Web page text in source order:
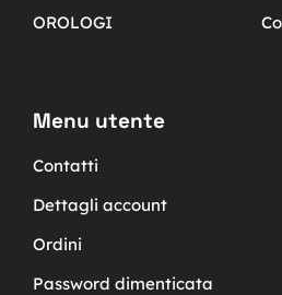
OROLOGI
Menu utente
Contatti
Dettagli account
Ordini
Password dimenticata